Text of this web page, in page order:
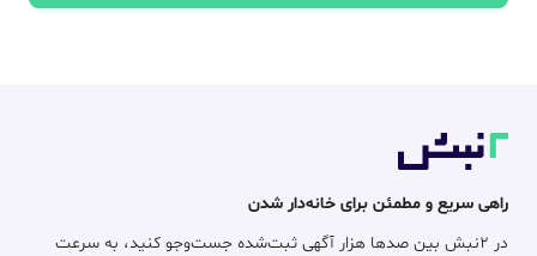
راهی سریع و مطمئن برای خانه‌دار شدن
در ۲نبش بین صدها هزار آگهی ثبت‌شده جست‌وجو کنید، به سرعت